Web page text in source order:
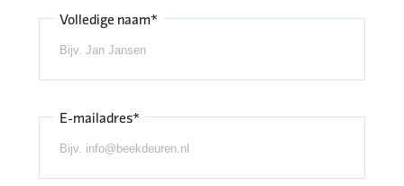
Volledige naam*
E-mailadres*